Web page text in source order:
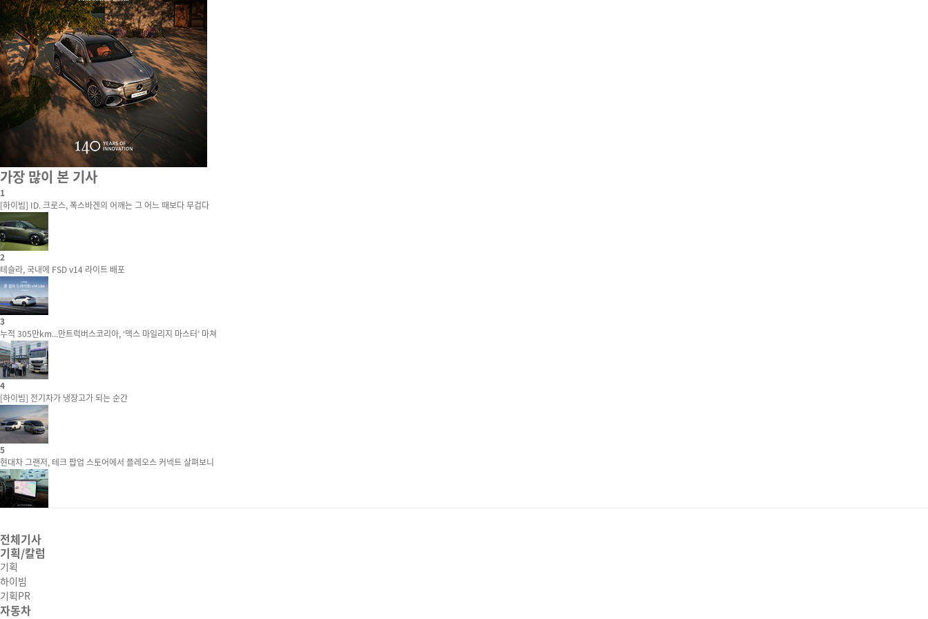
가장 많이 본 기사
1
[하이빔] ID. 크로스, 폭스바겐의 어깨는 그 어느 때보다 무겁다
2
테슬라, 국내에 FSD v14 라이트 배포
3
누적 305만km...만트럭버스코리아, ‘맥스 마일리지 마스터’ 마쳐
4
[하이빔] 전기차가 냉장고가 되는 순간
5
현대차 그랜저, 테크 팝업 스토어에서 플레오스 커넥트 살펴보니
전체기사
기획/칼럼
기획
하이빔
기획PR
자동차